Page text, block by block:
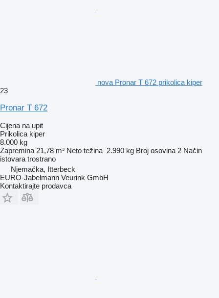
nova Pronar T 672 prikolica kiper
23
Pronar T 672
Cijena na upit
Prikolica kiper
8.000 kg
Zapremina 21,78 m³ Neto težina 2.990 kg Broj osovina 2 Način
istovara trostrano
Njemačka, Itterbeck
EURO-Jabelmann Veurink GmbH
Kontaktirajte prodavca